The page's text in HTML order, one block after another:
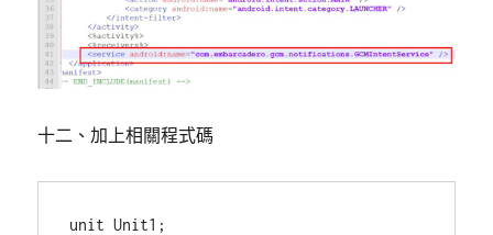
十二、加上相關程式碼
unit Unit1;